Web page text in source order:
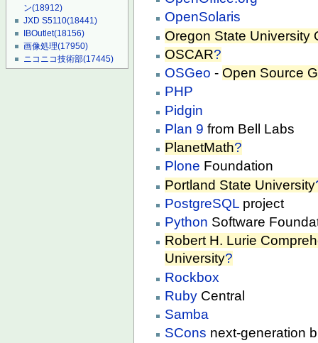
ン(18912)
JXD S5110(18441)
IBOutlet(18156)
画像処理(17950)
ニコニコ技術部(17445)
OpenSolaris
Oregon State University
OSCAR?
OSGeo - Open Source
PHP
Pidgin
Plan 9 from Bell Labs
PlanetMath?
Plone Foundation
Portland State University
PostgreSQL project
Python Software
Robert H. Lurie
University?
Rockbox
Ruby Central
Samba
SCons next-generation